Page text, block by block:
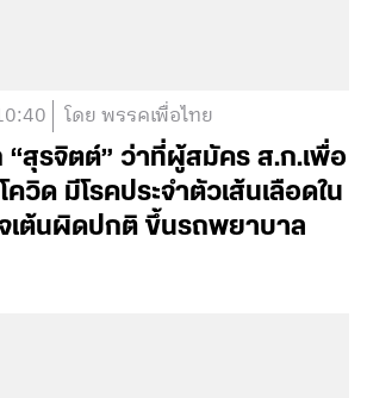
โดย พรรคเพื่อไทย
“สุรจิตต์” ว่าที่ผู้สมัคร ส.ก.เพื่อ
วิด มีโรคประจำตัวเส้นเลือดใน
เต้นผิดปกติ ขึ้นรถพยาบาล